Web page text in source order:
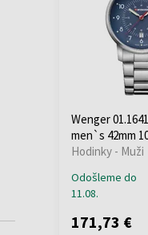
Wenger
men`s 42mm
Hodinky - Muži
Odošleme do
11.08.
171,73 €